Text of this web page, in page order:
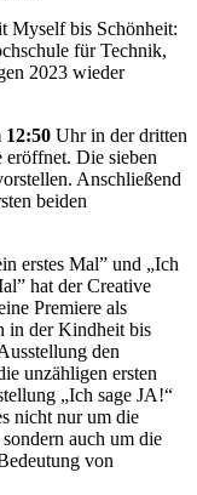
Myself bis Schönheit:
für Technik,
2023 wieder
12:50 Uhr in der dritten
eröffnet. Die sieben
Anschließend
beiden
erstes Mal” und „Ich
hat der Creative
Premiere als
in der Kindheit bis
den
unzähligen ersten
„Ich sage JA!“
nicht nur um die
auch um die
von